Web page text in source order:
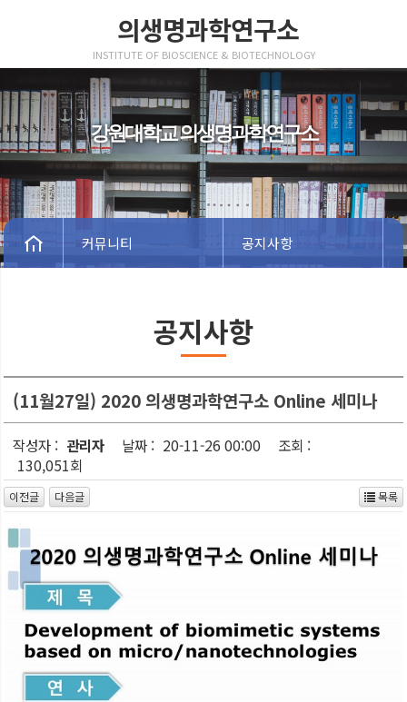
의생명과학연구소
INSTITUTE OF BIOSCIENCE & BIOTECHNOLOGY
강원대학교 의생명과학연구소
커뮤니티 공지사항
공지사항
(11월27일) 2020 의생명과학연구소 Online 세미나
작성자 : 관리자 날짜 : 20-11-26 00:00
조회 :
130,051회
이전글 다음글 목록